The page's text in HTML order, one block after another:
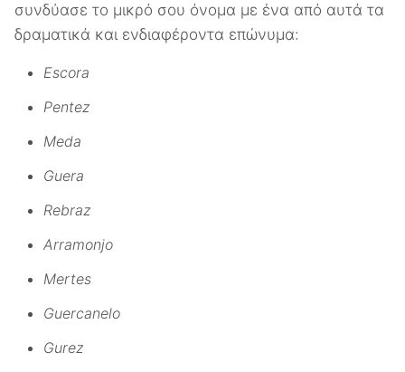
συνδύασε το μικρό σου όνομα με ένα από αυτά τα
δραματικά και ενδιαφέροντα επώνυμα:
Escora
Pentez
Meda
Guera
Rebraz
Arramonjo
Mertes
Guercanelo
Gurez